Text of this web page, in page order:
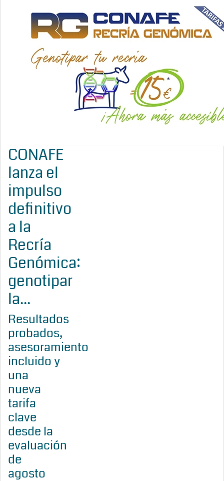
CONAFE
lanza el
impulso
definitivo
a la
Recría
Genómica:
genotipar
la...
Resultados
probados,
asesoramiento
incluido y
una
nueva
tarifa
clave
desde la
evaluación
de
agosto